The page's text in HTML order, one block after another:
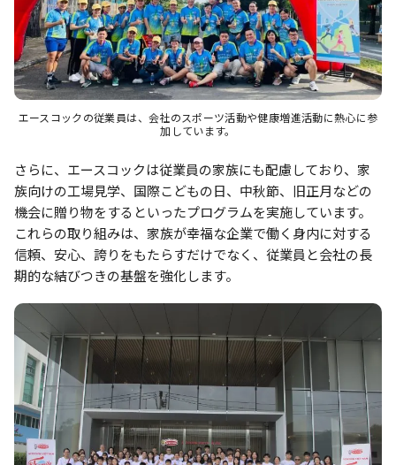
エースコックの従業員は、会社のスポーツ活動や健康増進活動に熱心に参
加しています。
さらに、エースコックは従業員の家族にも配慮しており、家
族向けの工場見学、国際こどもの日、中秋節、旧正月などの
機会に贈り物をするといったプログラムを実施しています。
これらの取り組みは、家族が幸福な企業で働く身内に対する
信頼、安心、誇りをもたらすだけでなく、従業員と会社の長
期的な結びつきの基盤を強化します。